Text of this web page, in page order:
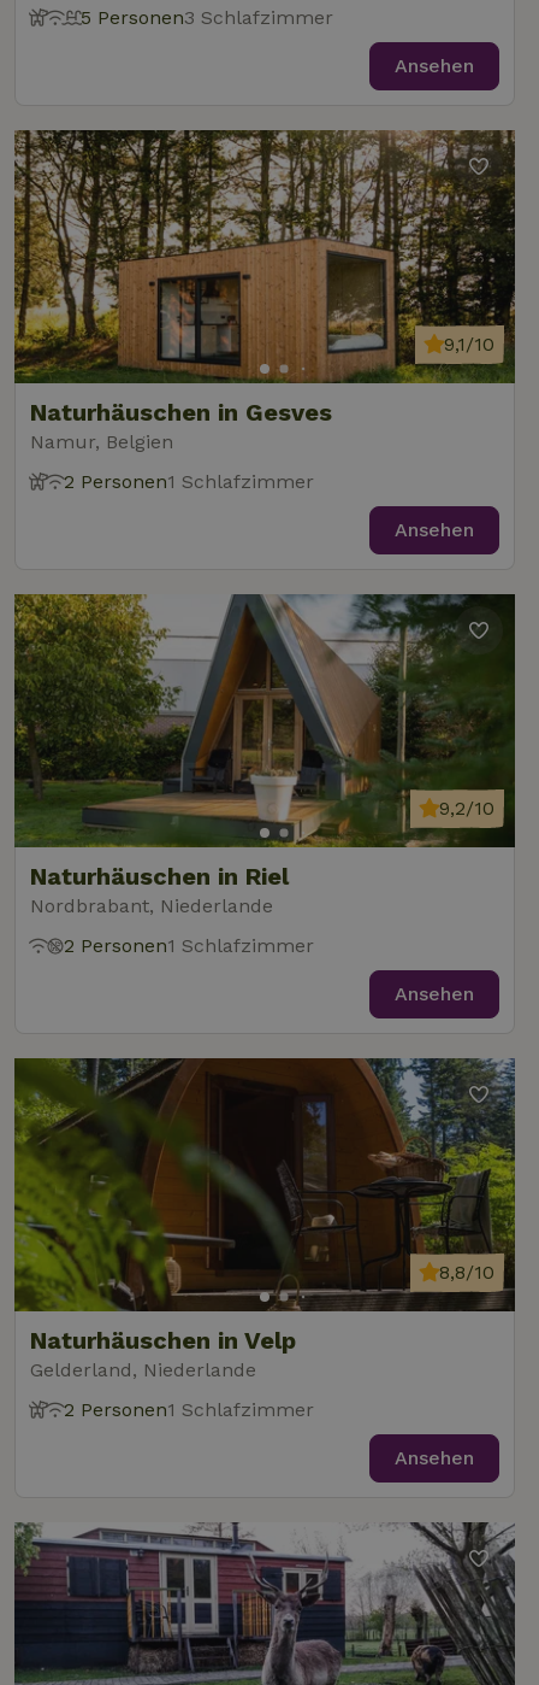
5 Personen3 Schlafzimmer
Ansehen
Naturhäuschen in Gesves
Namur, Belgien
9,1/10
2 Personen1 Schlafzimmer
Ansehen
Naturhäuschen in Riel
Nordbrabant, Niederlande
9,2/10
2 Personen1 Schlafzimmer
Ansehen
Naturhäuschen in Velp
Gelderland, Niederlande
8,8/10
2 Personen1 Schlafzimmer
Ansehen